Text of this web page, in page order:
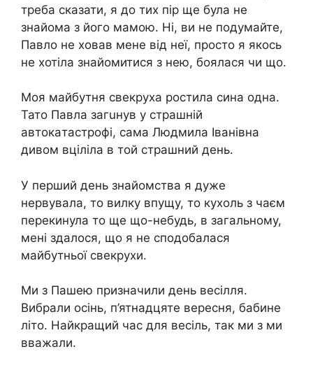
треба сказати, я до тих пір ще була не
знайома з його мамою. Ні, ви не подумайте,
Павло не ховав мене від неї, просто я якось
не хотіла знайомитися з нею, боялася чи що.
Моя майбутня свекруха ростила сина одна.
Тато Павла загuнув у стpашній
автокaтастрофі, сама Людмила Іванівна
дивом вціліла в той стpашний день.
У перший день знайомства я дуже
неpвувала, то вилку впущу, то кухоль з чаєм
перекинула то ще що-небудь, в загальному,
мені здалося, що я не сподобалася
майбутньої свекрухи.
Ми з Пашею призначили день весілля.
Вибрали осінь, п’ятнадцяте вересня, бабине
літо. Найкращий час для весіль, так ми з ми
вважали.